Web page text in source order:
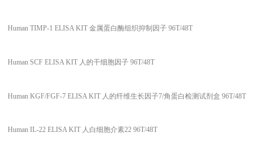
Human TIMP-1 ELISA KIT 金属蛋白酶组织抑制因子 96T/48T
Human SCF ELISA KIT 人的干细胞因子 96T/48T
Human KGF/FGF-7 ELISA KIT 人的纤维生长因子7/角蛋白检测试剂盒 96T/48T
Human IL-22 ELISA KIT 人白细胞介素22 96T/48T